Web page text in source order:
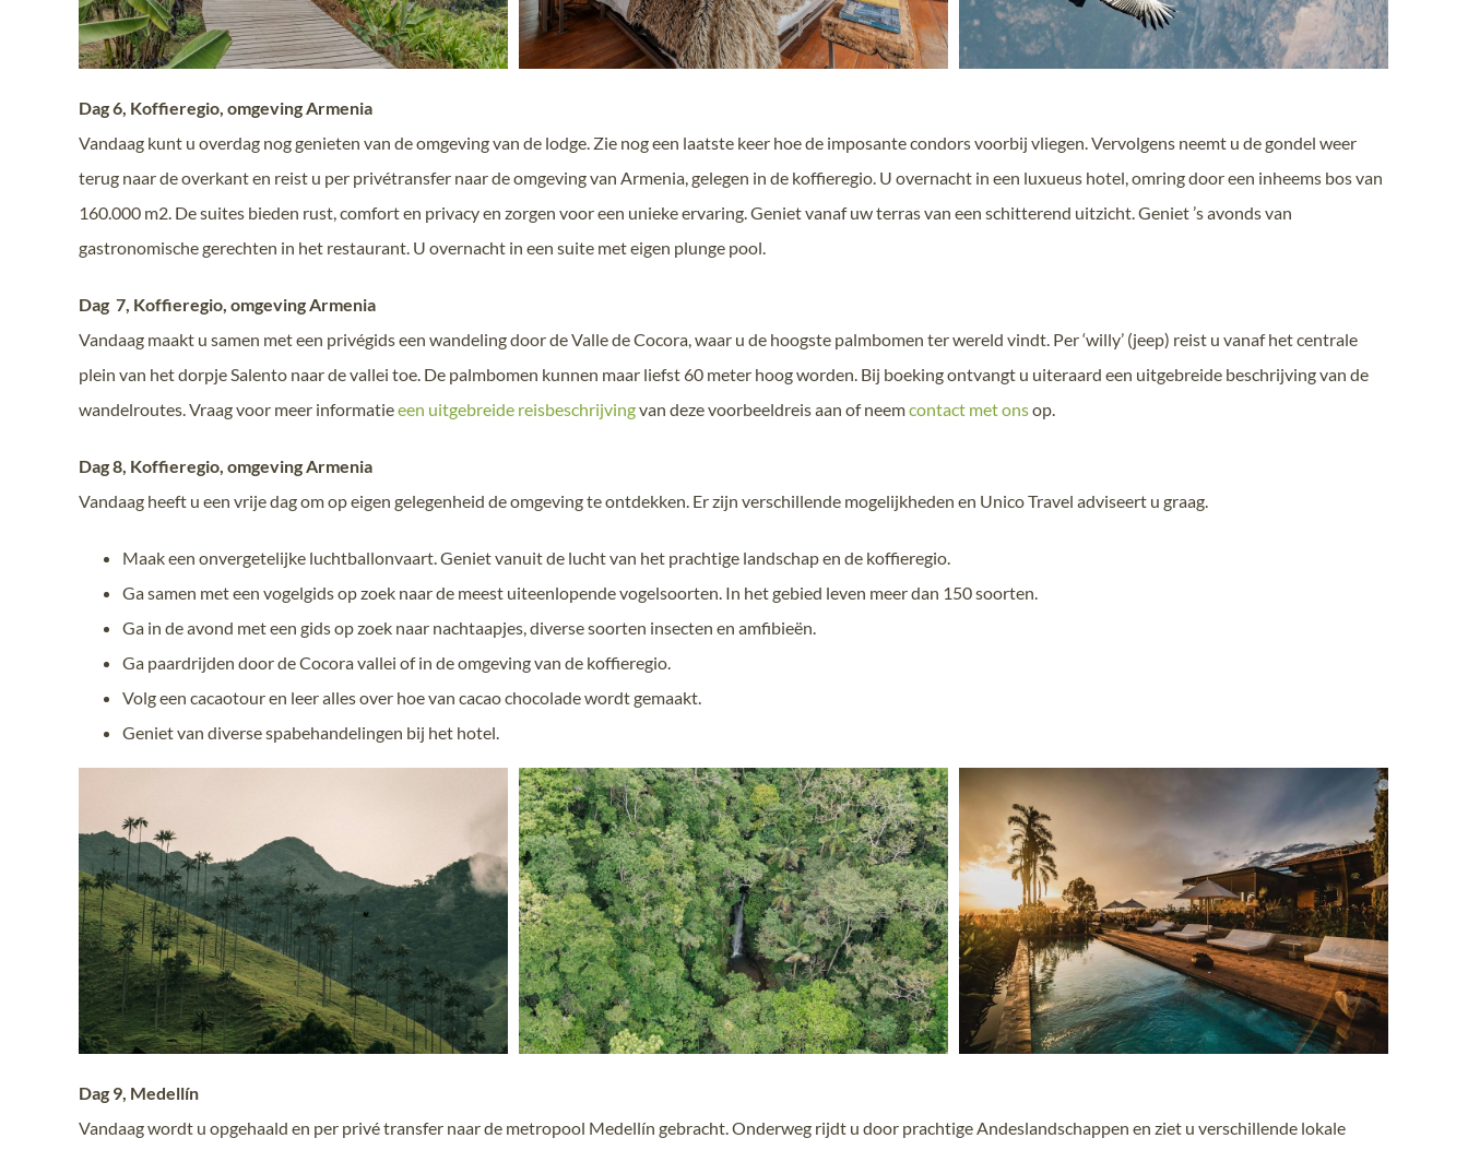
Dag 6, Koffieregio, omgeving Armenia
Vandaag kunt u overdag nog genieten van de omgeving van de lodge. Zie nog een laatste keer hoe de imposante condors voorbij vliegen. Vervolgens neemt u de gondel weer
terug naar de overkant en reist u per privétransfer naar de omgeving van Armenia, gelegen in de koffieregio. U overnacht in een luxueus hotel, omring door een inheems bos van
160.000 m2. De suites bieden rust, comfort en privacy en zorgen voor een unieke ervaring. Geniet vanaf uw terras van een schitterend uitzicht. Geniet ’s avonds van
gastronomische gerechten in het restaurant. U overnacht in een suite met eigen plunge pool.
Dag 7, Koffieregio, omgeving Armenia
Vandaag maakt u samen met een privégids een wandeling door de Valle de Cocora, waar u de hoogste palmbomen ter wereld vindt. Per ‘willy’ (jeep) reist u vanaf het centrale
plein van het dorpje Salento naar de vallei toe. De palmbomen kunnen maar liefst 60 meter hoog worden. Bij boeking ontvangt u uiteraard een uitgebreide beschrijving van de
wandelroutes. Vraag voor meer informatieeen uitgebreide reisbeschrijvingvan deze voorbeeldreis aan of neemcontact met onsop.
Dag 8, Koffieregio, omgeving Armenia
Vandaag heeft u een vrije dag om op eigen gelegenheid de omgeving te ontdekken. Er zijn verschillende mogelijkheden en Unico Travel adviseert u graag.
Maak een onvergetelijke luchtballonvaart. Geniet vanuit de lucht van het prachtige landschap en de koffieregio.
Ga samen met een vogelgids op zoek naar de meest uiteenlopende vogelsoorten. In het gebied leven meer dan 150 soorten.
Ga in de avond met een gids op zoek naar nachtaapjes, diverse soorten insecten en amfibieën.
Ga paardrijden door de Cocora vallei of in de omgeving van de koffieregio.
Volg een cacaotour en leer alles over hoe van cacao chocolade wordt gemaakt.
Geniet van diverse spabehandelingen bij het hotel.
Dag 9, Medellín
Vandaag wordt u opgehaald en per privé transfer naar de metropool Medellín gebracht. Onderweg rijdt u door prachtige Andeslandschappen en ziet u verschillende lokale